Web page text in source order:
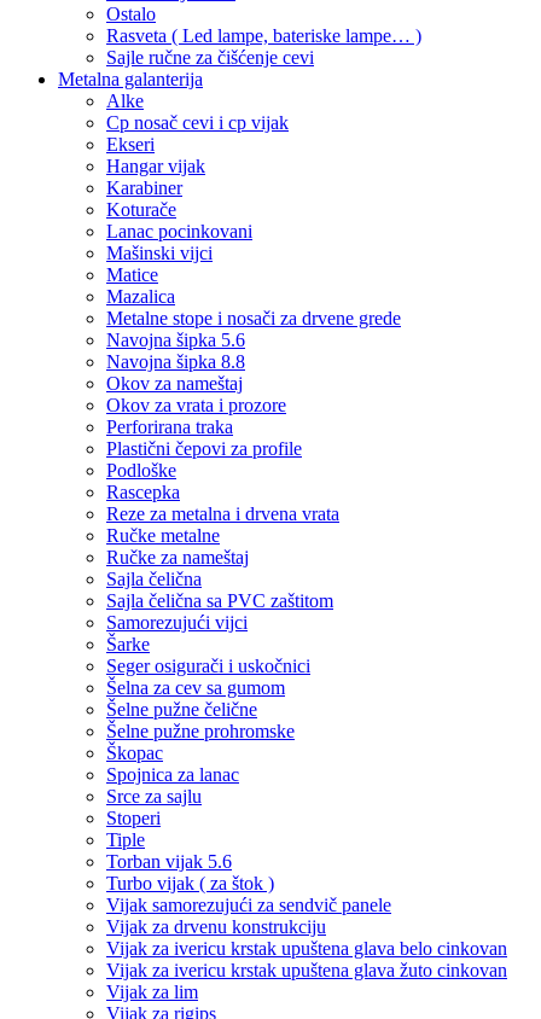
Ostalo
Rasveta ( Led lampe, bateriske lampe… )
Sajle ručne za čišćenje cevi
Metalna galanterija
Alke
Cp nosač cevi i cp vijak
Ekseri
Hangar vijak
Karabiner
Koturače
Lanac pocinkovani
Mašinski vijci
Matice
Mazalica
Metalne stope i nosači za drvene grede
Navojna šipka 5.6
Navojna šipka 8.8
Okov za nameštaj
Okov za vrata i prozore
Perforirana traka
Plastični čepovi za profile
Podloške
Rascepka
Reze za metalna i drvena vrata
Ručke metalne
Ručke za nameštaj
Sajla čelična
Sajla čelična sa PVC zaštitom
Samorezujući vijci
Šarke
Seger osigurači i uskočnici
Šelna za cev sa gumom
Šelne pužne čelične
Šelne pužne prohromske
Škopac
Spojnica za lanac
Srce za sajlu
Stoperi
Tiple
Torban vijak 5.6
Turbo vijak ( za štok )
Vijak samorezujući za sendvič panele
Vijak za drvenu konstrukciju
Vijak za ivericu krstak upuštena glava belo cinkovan
Vijak za ivericu krstak upuštena glava žuto cinkovan
Vijak za lim
Vijak za rigips